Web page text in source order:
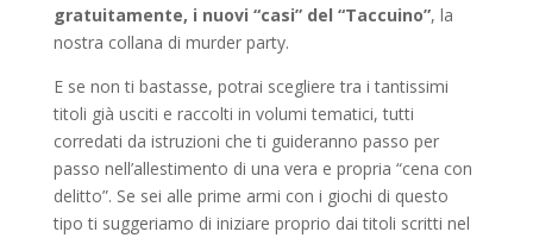
gratuitamente, i nuovi “casi” del “Taccuino”, la
nostra collana di murder party.
E se non ti bastasse, potrai scegliere tra i tantissimi
titoli già usciti e raccolti in volumi tematici, tutti
corredati da istruzioni che ti guideranno passo per
passo nell’allestimento di una vera e propria “cena con
delitto”. Se sei alle prime armi con i giochi di questo
tipo ti suggeriamo di iniziare proprio dai titoli scritti nel